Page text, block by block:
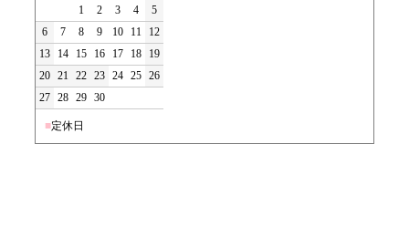
1
2 3 4
5
6
7 8 9 10 11
12
13
14 15 16 17 18
19
20 21 22 23 24 25 26
27 28 29 30
■定休日